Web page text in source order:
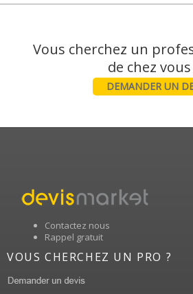
Vous cherchez un
DEMANDER UN
Contactez nous
Rappel gratuit
VOUS CHERCHEZ UN PRO ?